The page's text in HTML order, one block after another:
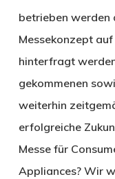
betrieben werden
Messekonzept
hinterfragt
gekommenen
weiterhin
erfolgreiche
Messe für
Appliances? Wir